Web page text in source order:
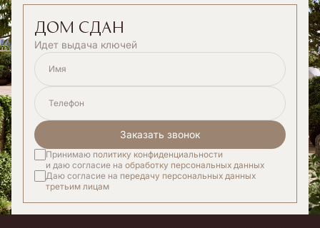
дом сдан
Идет выдача ключей
Имя
Телефон
Заказать звонок
Принимаю политику конфиденциальности
и даю согласие на обработку персональных данных
Даю согласие на передачу персональных данных
третьим лицам